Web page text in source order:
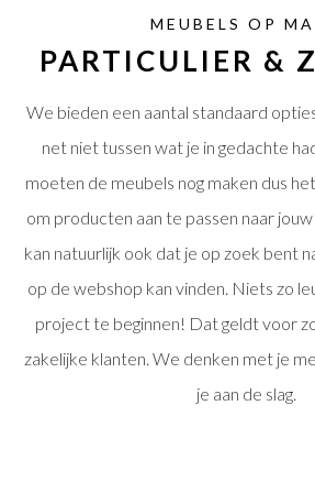
MEUBELS OP
PARTICULIER &
We bieden een aantal standaard
net niet tussen wat je in gedachte
moeten de meubels nog maken dus
om producten aan te passen naar
kan natuurlijk ook dat je op zoek bent
op de webshop kan vinden. Niets zo
project te beginnen! Dat geldt voor
zakelijke klanten. We denken met je
je aan de slag.